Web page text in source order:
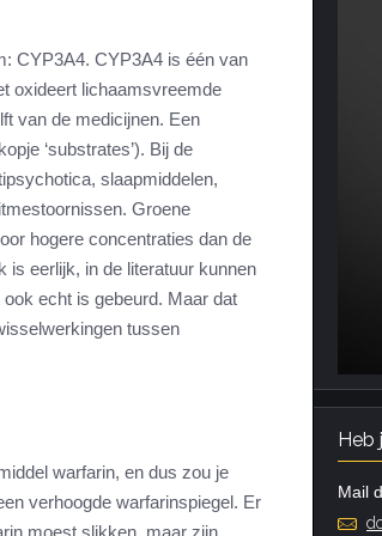
CYP3A4. CYP3A4 is één van
oxideert lichaamsvreemde
van de medicijnen. Een
‘substrates’). Bij de
slaapmiddelen,
Groene
hogere concentraties dan de
is eerlijk, in de literatuur kunnen
echt is gebeurd. Maar dat
tussen
warfarin, en dus zou je
verhoogde warfarinspiegel. Er
Heb
Mail